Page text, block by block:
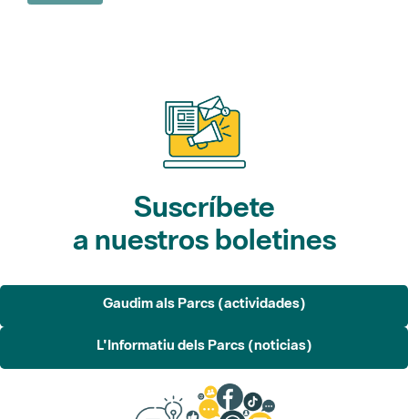
Suscríbete
a nuestros boletines
Gaudim als Parcs (actividades)
L'Informatiu dels Parcs (noticias)